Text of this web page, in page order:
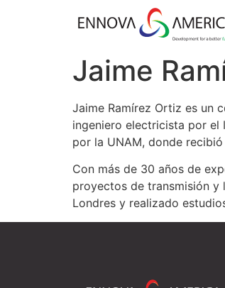
Jaime
Jaime Ramírez Ortiz es un
ingeniero electricista por el
por la UNAM, donde
Con más de 30 años de
proyectos de transmisión y
Londres y realizado